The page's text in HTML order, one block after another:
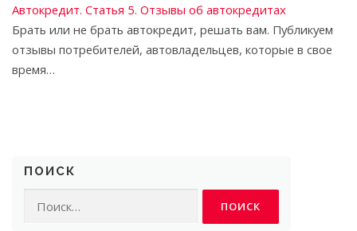
Автокредит. Статья 5. Отзывы об автокредитах
Брать или не брать автокредит, решать вам. Публикуем
отзывы потребителей, автовладельцев, которые в свое
время…
ПОИСК